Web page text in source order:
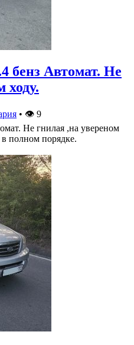
бенз Автомат. Не
ходу.
• 👁 9
Не гнилая ,на увереном
полном порядке.